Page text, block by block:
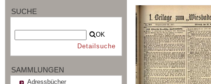
SUCHE
OK
Detailsuche
SAMMLUNGEN
Adressbücher